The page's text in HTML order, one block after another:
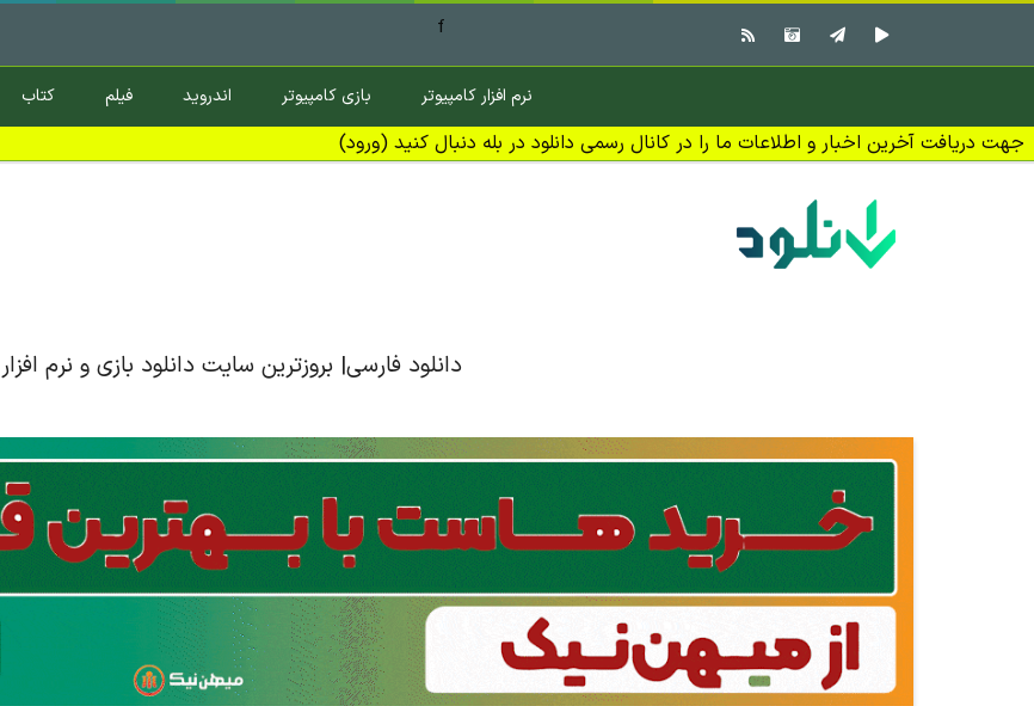
f
نرم افزار کامپیوتر بازی کامپیوتر اندروید فیلم کتاب
جهت دریافت آخرین اخبار و اطلاعات ما را در کانال رسمی دانلود در بله دنبال کنید (ورود)
دانلود فارسی| بروزترین سایت دانلود بازی و نرم افزار